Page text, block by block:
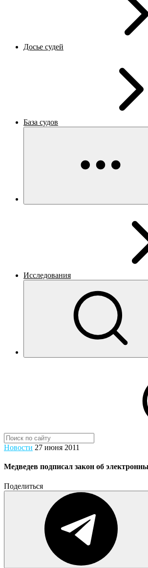
Досье судей
База судов
Исследования
Новости 27 июня 2011
Медведев подписал закон об
Поделиться